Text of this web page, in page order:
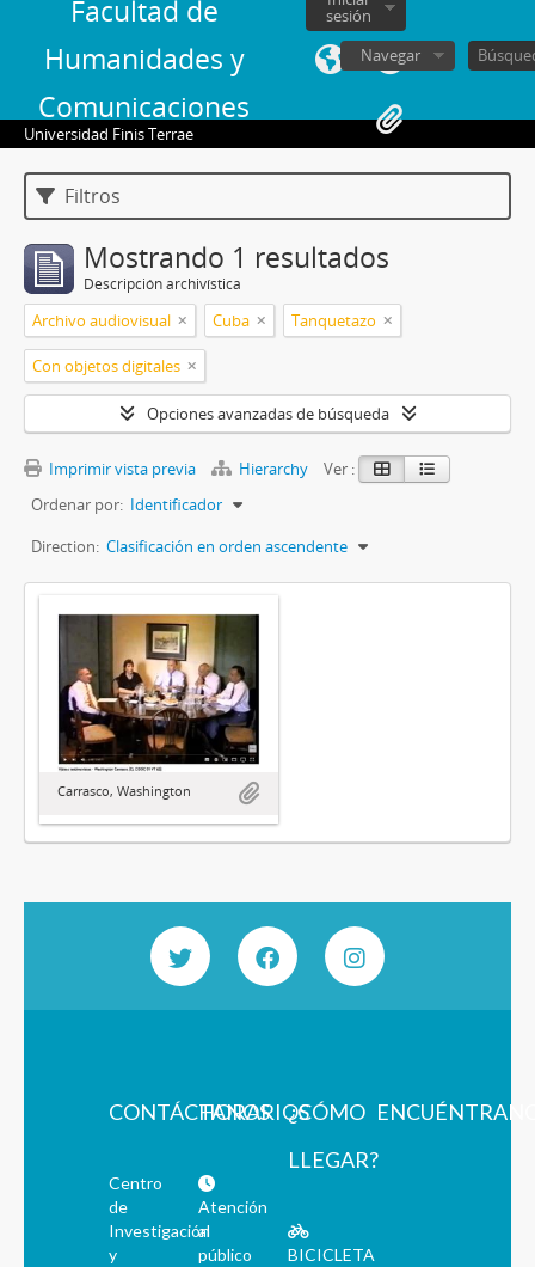
Facultad de
Humanidades y
Comunicaciones
sesión
Navegar
Universidad Finis Terrae
Filtros
Mostrando 1 resultados
Descripción archivística
Archivo audiovisual Cuba Tanquetazo
Con objetos digitales
Opciones avanzadas de búsqueda
Imprimir vista previa Hierarchy
Ver :
Ordenar por: Identificador
Direction: Clasificación en orden ascendente
Carrasco, Washington
CONTÁCTANOS
Centro
de
Investigación
y
HORARIOS
Atención
al
público
¿CÓMO
LLEGAR?
BICICLETA